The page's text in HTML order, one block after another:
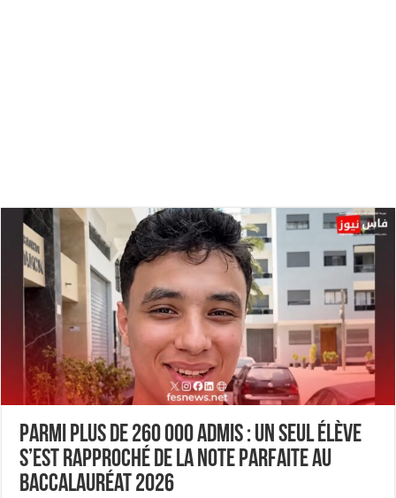
Parmi plus de 260 000 admis : un seul élève
s’est rapproché de la note parfaite au
baccalauréat 2026